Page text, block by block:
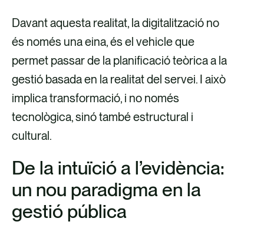
r
a
v
é
s
d
e
i
n
k
r
a
v
é
s
d
e
a
c
e
r
a
v
é
s
d
r
c
o
r
r
e
l
e
c
Davant aquesta realitat, la digitalització no
és només una eina, és el vehicle que
permet passar de la planificació teòrica a la
gestió basada en la realitat del servei. I això
implica transformació, i no només
tecnològica, sinó també estructural i
cultural.
De la intuïció a l’evidència:
un nou paradigma en la
gestió pública